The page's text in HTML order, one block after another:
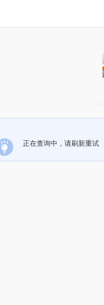
正在查询中，请刷新重试